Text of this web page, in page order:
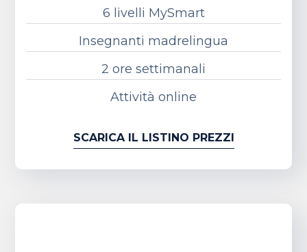
6 livelli MySmart
Insegnanti madrelingua
2 ore settimanali
Attività online
SCARICA IL LISTINO PREZZI